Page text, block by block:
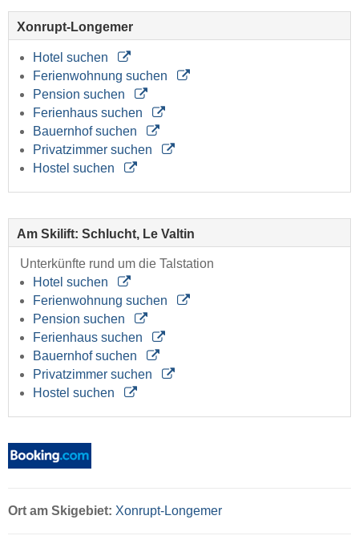
Xonrupt-Longemer
Hotel suchen
Ferienwohnung suchen
Pension suchen
Ferienhaus suchen
Bauernhof suchen
Privatzimmer suchen
Hostel suchen
Am Skilift: Schlucht, Le Valtin
Unterkünfte rund um die Talstation
Hotel suchen
Ferienwohnung suchen
Pension suchen
Ferienhaus suchen
Bauernhof suchen
Privatzimmer suchen
Hostel suchen
Ort am Skigebiet: Xonrupt-Longemer